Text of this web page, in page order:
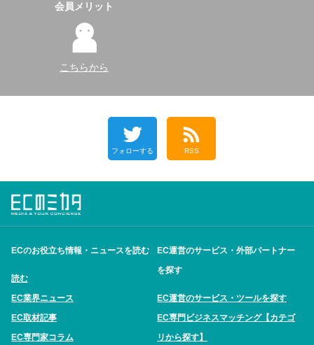
会員メリット
こちらから
フォローする RSS
ECのお役立ち情報・ニュースを読む
読む
EC業界ニュース
EC取材記事
EC専門家コラム
EC運営のサービス・外部パートナー
を探す
EC運営のサービス・ツールを探す
EC専門ビジネスマッチング【カテゴ
リから探す】